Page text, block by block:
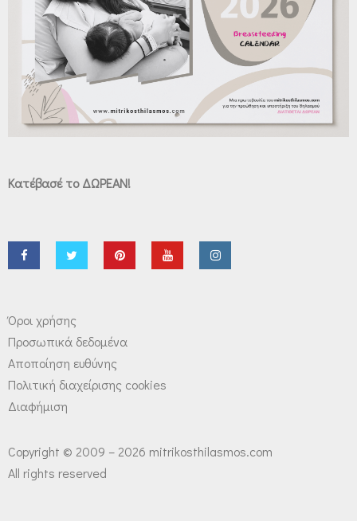
Κατέβασέ το ΔΩΡΕΑΝ!
Όροι χρήσης
Προσωπικά δεδομένα
Αποποίηση ευθύνης
Πολιτική διαχείρισης cookies
Διαφήμιση
Copyright © 2009 – 2026 mitrikosthilasmos.com
All rights reserved